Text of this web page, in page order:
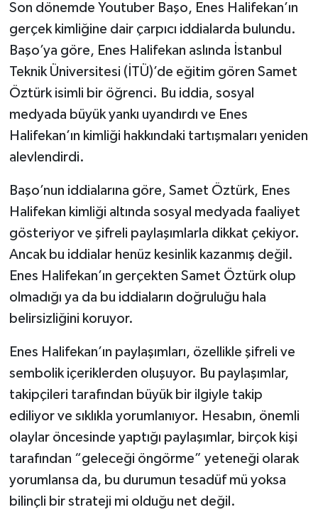
Son dönemde Youtuber Başo, Enes Halifekan’ın
gerçek kimliğine dair çarpıcı iddialarda bulundu.
Başo’ya göre, Enes Halifekan aslında İstanbul
Teknik Üniversitesi (İTÜ)’de eğitim gören Samet
Öztürk isimli bir öğrenci. Bu iddia, sosyal
medyada büyük yankı uyandırdı ve Enes
Halifekan’ın kimliği hakkındaki tartışmaları yeniden
alevlendirdi.
Başo’nun iddialarına göre, Samet Öztürk, Enes
Halifekan kimliği altında sosyal medyada faaliyet
gösteriyor ve şifreli paylaşımlarla dikkat çekiyor.
Ancak bu iddialar henüz kesinlik kazanmış değil.
Enes Halifekan’ın gerçekten Samet Öztürk olup
olmadığı ya da bu iddiaların doğruluğu hala
belirsizliğini koruyor.
Enes Halifekan’ın paylaşımları, özellikle şifreli ve
sembolik içeriklerden oluşuyor. Bu paylaşımlar,
takipçileri tarafından büyük bir ilgiyle takip
ediliyor ve sıklıkla yorumlanıyor. Hesabın, önemli
olaylar öncesinde yaptığı paylaşımlar, birçok kişi
tarafından “geleceği öngörme” yeteneği olarak
yorumlansa da, bu durumun tesadüf mü yoksa
bilinçli bir strateji mi olduğu net değil.